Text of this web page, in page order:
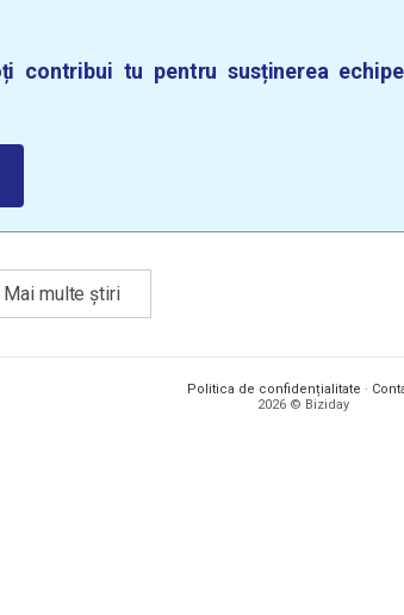
contribui tu pentru susținerea
Mai multe știri
Politica de confidențialitate ·
2026 © Biziday